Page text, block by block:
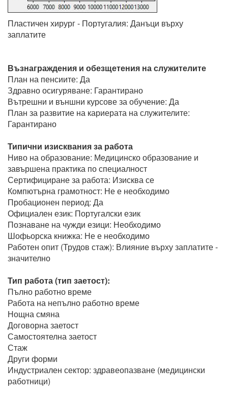
Пластичен хирург - Португалия: Данъци върху
заплатите
Възнаграждения и обезщетения на служителите
План на пенсиите: Да
Здравно осигуряване: Гарантирано
Вътрешни и външни курсове за обучение: Да
План за развитие на кариерата на служителите:
Гарантирано
Типични изисквания за работа
Ниво на образование: Медицинско образование и
завършена практика по специалност
Сертифициране за работа: Изисква се
Компютърна грамотност: Не е необходимо
Пробационен период: Да
Официален език: Португалски език
Познаване на чужди езици: Необходимо
Шофьорска книжка: Не е необходимо
Работен опит (Трудов стаж): Влияние върху заплатите -
значително
Тип работа (тип заетост):
Пълно работно време
Работа на непълно работно време
Нощна смяна
Договорна заетост
Самостоятелна заетост
Стаж
Други форми
Индустриален сектор: здравеопазване (медицински
работници)